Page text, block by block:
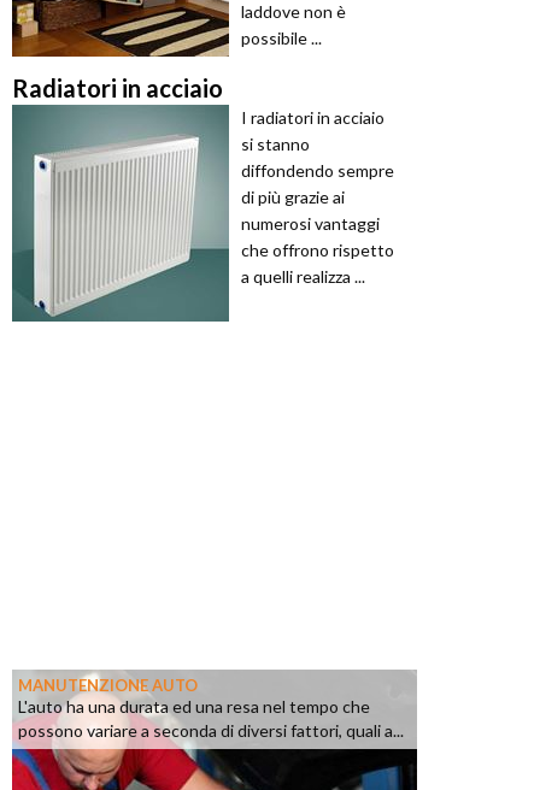
laddove non è
possibile ...
Radiatori in acciaio
I radiatori in acciaio
si stanno
diffondendo sempre
di più grazie ai
numerosi vantaggi
che offrono rispetto
a quelli realizza ...
MANUTENZIONE AUTO
L'auto ha una durata ed una resa nel tempo che
possono variare a seconda di diversi fattori, quali a...